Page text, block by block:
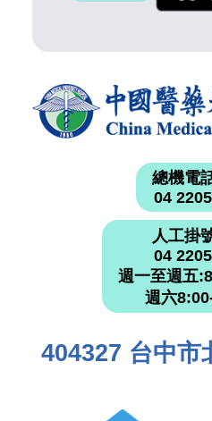
總機電
04
人工掛
04
週一至週五
週六
404327 台中市